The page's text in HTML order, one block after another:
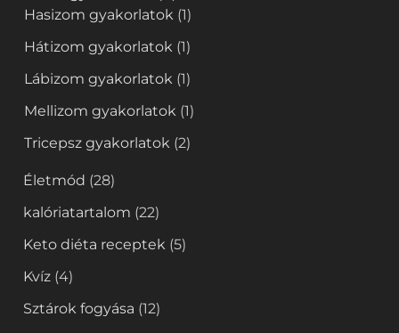
Hasizom gyakorlatok (1)
Hátizom gyakorlatok (1)
Lábizom gyakorlatok (1)
Mellizom gyakorlatok (1)
Tricepsz gyakorlatok (2)
Életmód (28)
kalóriatartalom (22)
Keto diéta receptek (5)
Kvíz (4)
Sztárok fogyása (12)